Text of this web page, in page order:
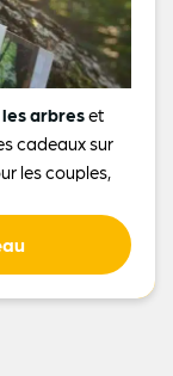
arbreset
cadeaux sur
les couples,